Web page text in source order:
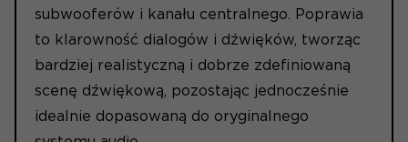
subwooferów i kanału centralnego. Poprawia
to klarowność dialogów i dźwięków, tworząc
bardziej realistyczną i dobrze zdefiniowaną
scenę dźwiękową, pozostając jednocześnie
idealnie dopasowaną do oryginalnego